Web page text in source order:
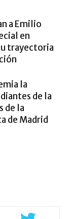
a Emilio
en
trayectoria
la
de la
de la
de Madrid